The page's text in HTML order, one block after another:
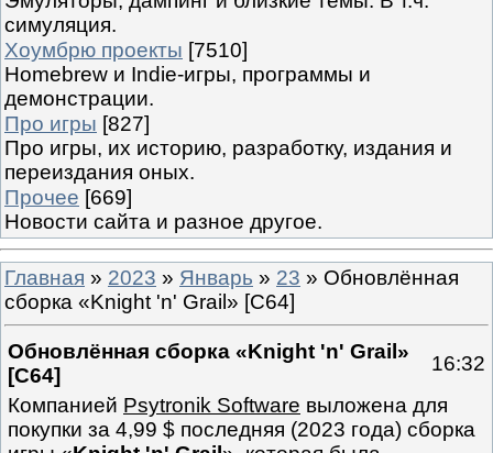
симуляция.
Хоумбрю проекты [7510]
Homebrew и Indie-игры, программы и
демонстрации.
Про игры [827]
Про игры, их историю, разработку, издания и
переиздания оных.
Прочее [669]
Новости сайта и разное другое.
Главная » 2023 » Январь » 23 » Обновлённая
сборка «Knight 'n' Grail» [C64]
Обновлённая сборка «Knight 'n' Grail»
[C64]
16:32
Компанией Psytronik Software выложена для
покупки за 4,99 $ последняя (2023 года) сборка